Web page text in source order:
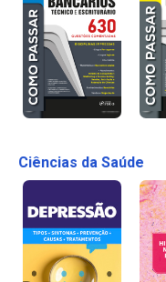
Ciências da Saúde